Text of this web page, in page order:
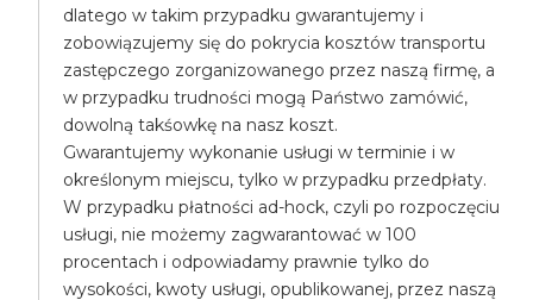
dlatego w takim przypadku gwarantujemy i
zobowiązujemy się do pokrycia kosztów transportu
zastępczego zorganizowanego przez naszą firmę, a
w przypadku trudności mogą Państwo zamówić,
dowolną takśowkę na nasz koszt.
Gwarantujemy wykonanie usługi w terminie i w
określonym miejscu, tylko w przypadku przedpłaty.
W przypadku płatności ad-hock, czyli po rozpoczęciu
usługi, nie możemy zagwarantować w 100
procentach i odpowiadamy prawnie tylko do
wysokości, kwoty usługi, opublikowanej, przez naszą